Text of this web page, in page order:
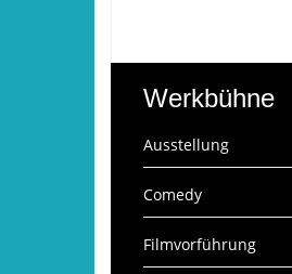
Werkbühne
Ausstellung
Comedy
Filmvorführung